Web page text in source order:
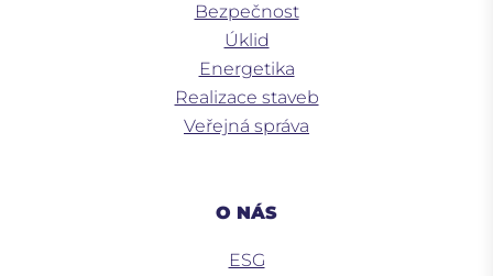
Bezpečnost
Úklid
Energetika
Realizace staveb
Veřejná správa
O NÁS
ESG